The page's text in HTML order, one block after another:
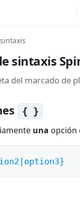
sintaxis
del marcado de
{ }
una opción